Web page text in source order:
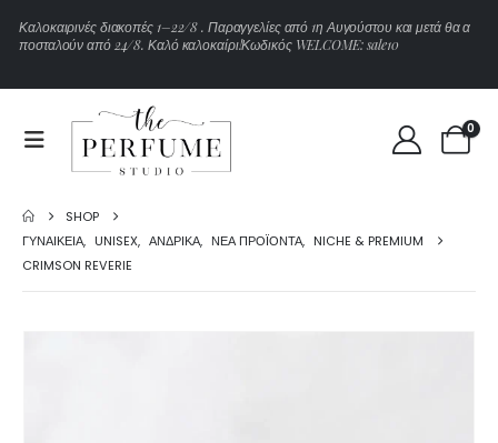
Καλοκαιρινέςδιακοπές 1–22/8. Παραγγελίες από 1η Αυγούστου και μετά θαα
ποσταλούναπό 24/8. Καλό καλοκαίρι!Κωδικός WELCOME: sale10
0
SHOP
ΓΥΝΑΙΚΕΊΑ, UNISEX, ΑΝΔΡΙΚΆ, ΝΈΑ ΠΡΟΪΌΝΤΑ, NICHE & PREMIUM
CRIMSON REVERIE